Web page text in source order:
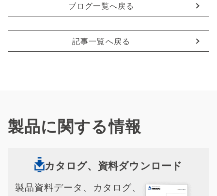
ブログ一覧へ戻る
記事一覧へ戻る
製品に関する情報
カタログ、資料ダウンロード
製品資料データ、カタログ、